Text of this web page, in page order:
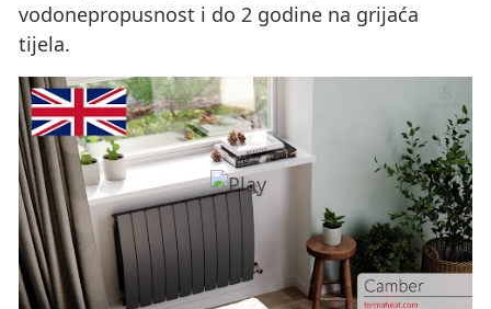
vodonepropusnost i do 2 godine na grijaća
tijela.